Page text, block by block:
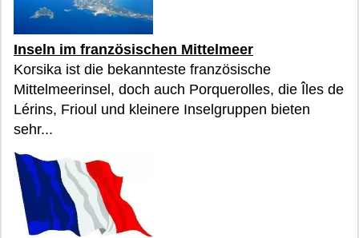
Inseln im französischen Mittelmeer
Korsika ist die bekannteste französische
Mittelmeerinsel, doch auch Porquerolles, die Îles de
Lérins, Frioul und kleinere Inselgruppen bieten
sehr...